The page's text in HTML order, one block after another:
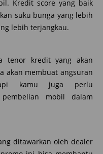
Kredit score yang baik
suku bunga yang lebih
lebih terjangkau.
tenor kredit yang akan
akan membuat angsuran
kamu juga perlu
mobil dalam
ditawarkan oleh dealer